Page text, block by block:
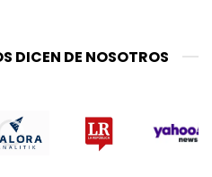
DICEN DE NOSOTROS